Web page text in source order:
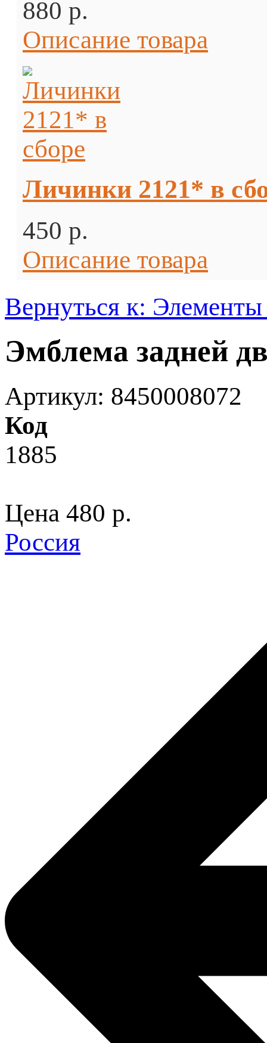
880 p.
Описание товара
Личинки 2121* в
450 p.
Описание товара
Вернуться к:
Эмблема задней
Артикул: 8450008072
Код
1885
Цена 480 p.
Россия